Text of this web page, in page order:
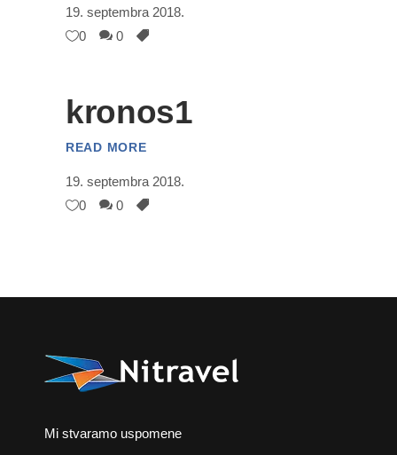
19. septembra 2018.
0
0
kronos1
READ MORE
19. septembra 2018.
0
0
Mi stvaramo uspomene